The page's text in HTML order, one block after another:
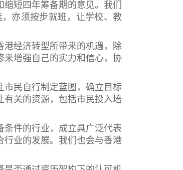
短四年筹备期的意见。我们
亦须按步就班，让学校、教
经济转型所带来的机遇，除
增强自己的实力和信心，协
民自行制定蓝图，确立目标
关的资源，包括市民投入培
件的行业，成立具广泛代表
业的发展。我们也会与香港